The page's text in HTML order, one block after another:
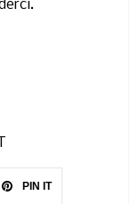
PIN IT